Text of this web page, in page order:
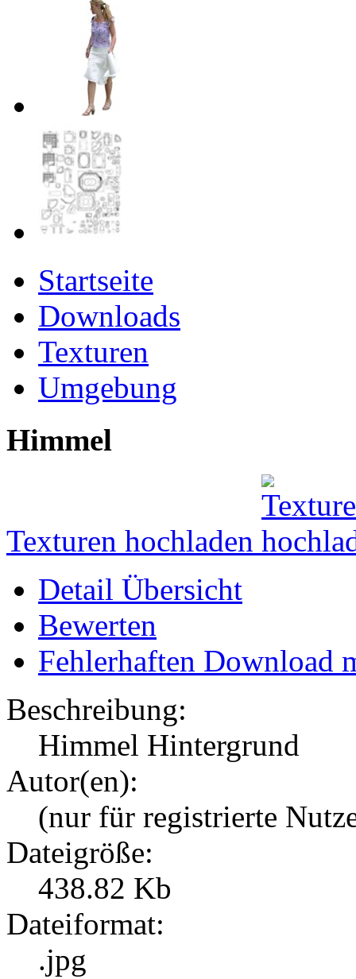
Startseite
Downloads
Texturen
Umgebung
Himmel
Texturen hochladen
Detail Übersicht
Bewerten
Fehlerhaften Download
Beschreibung:
Himmel Hintergrund
Autor(en):
(nur für registrierte
Dateigröße:
438.82 Kb
Dateiformat:
.jpg